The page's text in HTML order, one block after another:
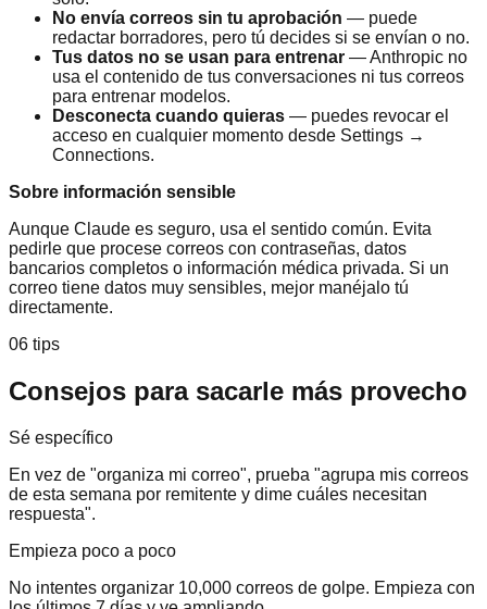
No envía correos sin tu aprobación — puede
redactar borradores, pero tú decides si se envían o no.
Tus datos no se usan para entrenar — Anthropic no
usa el contenido de tus conversaciones ni tus correos
para entrenar modelos.
Desconecta cuando quieras — puedes revocar el
acceso en cualquier momento desde Settings →
Connections.
Sobre información sensible
Aunque Claude es seguro, usa el sentido común. Evita
pedirle que procese correos con contraseñas, datos
bancarios completos o información médica privada. Si un
correo tiene datos muy sensibles, mejor manéjalo tú
directamente.
06 tips
Consejos para sacarle más provecho
Sé específico
En vez de "organiza mi correo", prueba "agrupa mis correos
de esta semana por remitente y dime cuáles necesitan
respuesta".
Empieza poco a poco
No intentes organizar 10,000 correos de golpe. Empieza con